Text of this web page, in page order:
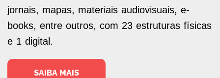
jornais, mapas, materiais audiovisuais, e-
books, entre outros, com 23 estruturas físicas
e 1 digital.
SAIBA MAIS